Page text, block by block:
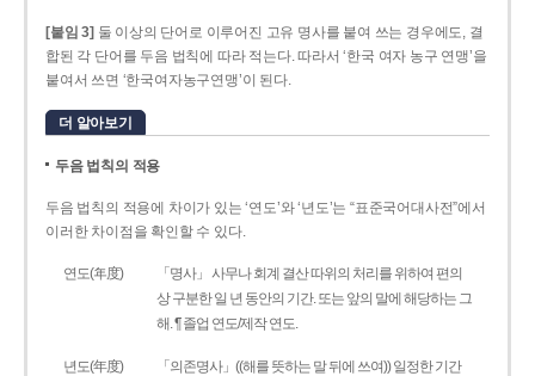
[붙임 3] 둘 이상의 단어로 이루어진 고유 명사를 붙여 쓰는 경우에도, 결
합된 각 단어를 두음 법칙에 따라 적는다. 따라서 ‘한국 여자 농구 연맹’을
붙여서 쓰면 ‘한국여자농구연맹’이 된다.
더 알아보기
두음 법칙의 적용
두음 법칙의 적용에 차이가 있는 ‘연도’와 ‘년도’는 “표준국어대사전”에서
이러한 차이점을 확인할 수 있다.
연도(年度)
「명사」 사무나 회계 결산 따위의 처리를 위하여 편의
상 구분한 일 년 동안의 기간. 또는 앞의 말에 해당하는 그
해. ¶ 졸업 연도/제작 연도.
년도(年度)
「의존명사」((해를 뜻하는 말 뒤에 쓰여)) 일정한 기간